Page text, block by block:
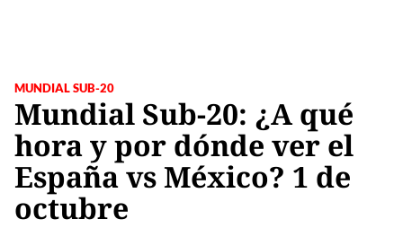
MUNDIAL SUB-20
Mundial Sub-20: ¿A qué
hora y por dónde ver el
España vs México? 1 de
octubre